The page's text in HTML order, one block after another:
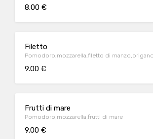
8.00 €
Filetto
Pomodoro,mozzarella,filetto di manzo,origano
9.00 €
Frutti di mare
Pomodoro,mozzarella,frutti di mare
9.00 €